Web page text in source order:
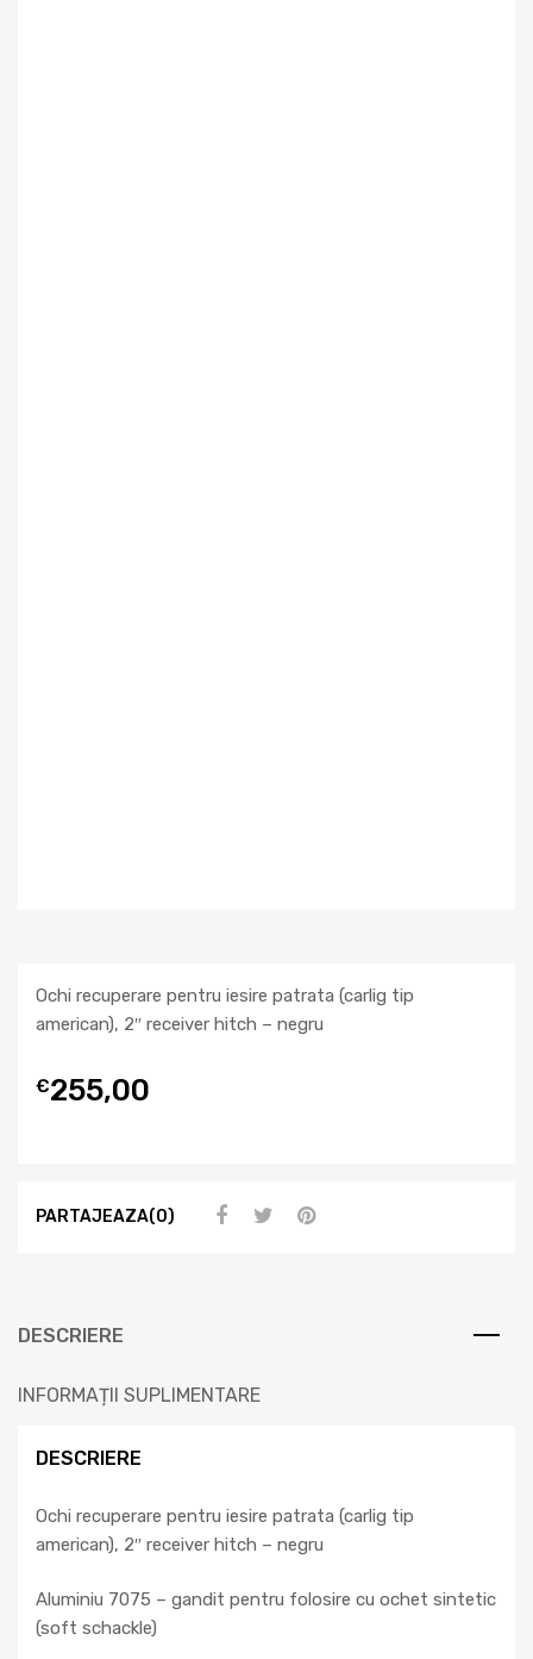
Ochi recuperare pentru iesire patrata (carlig tip
american), 2″ receiver hitch – negru
€255,00
PARTAJEAZA(0)
DESCRIERE
INFORMAȚII SUPLIMENTARE
DESCRIERE
Ochi recuperare pentru iesire patrata (carlig tip
american), 2″ receiver hitch – negru
Aluminiu 7075 – gandit pentru folosire cu ochet sintetic
(soft schackle)